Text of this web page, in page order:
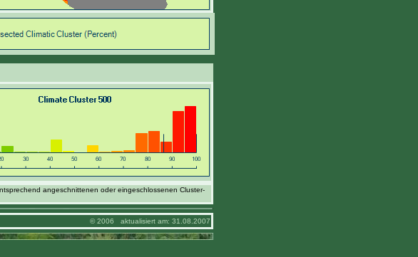
angeschnittenen oder eingeschlossenen Cluster-
© 2006 aktualisiert am: 31.08.2007